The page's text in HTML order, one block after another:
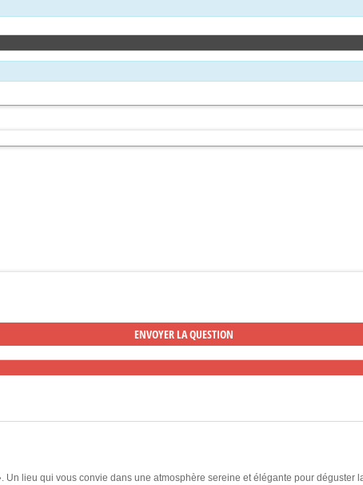
lieu qui vous convie dans une atmosphère sereine et élégante pour déguster